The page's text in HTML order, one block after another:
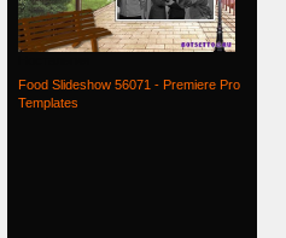
Food Slideshow 56071 - Premiere Pro
Templates